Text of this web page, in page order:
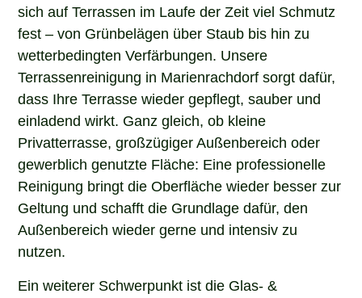
sich auf Terrassen im Laufe der Zeit viel Schmutz
fest – von Grünbelägen über Staub bis hin zu
wetterbedingten Verfärbungen. Unsere
Terrassenreinigung in Marienrachdorf sorgt dafür,
dass Ihre Terrasse wieder gepflegt, sauber und
einladend wirkt. Ganz gleich, ob kleine
Privatterrasse, großzügiger Außenbereich oder
gewerblich genutzte Fläche: Eine professionelle
Reinigung bringt die Oberfläche wieder besser zur
Geltung und schafft die Grundlage dafür, den
Außenbereich wieder gerne und intensiv zu
nutzen.
Ein weiterer Schwerpunkt ist die Glas- &